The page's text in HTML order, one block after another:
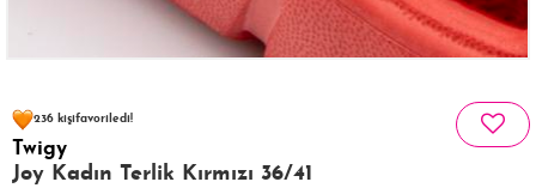
236 kişifavoriledi!
20 kişi
438 kişi
Twigy
Joy Kadın Terlik Kırmızı 36/41